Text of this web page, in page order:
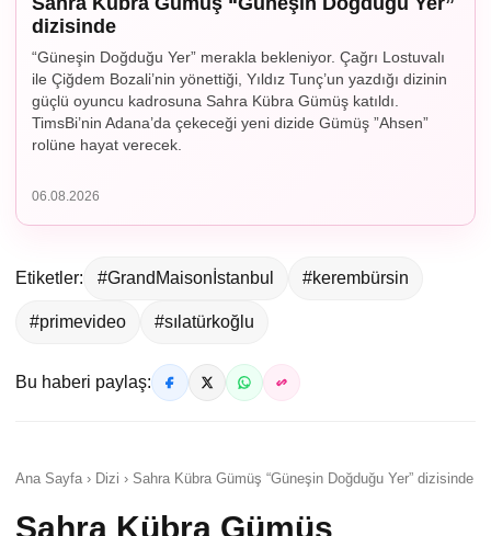
dizisinde
“Güneşin Doğduğu Yer” merakla bekleniyor. Çağrı Lostuvalı
ile Çiğdem Bozali’nin yönettiği, Yıldız Tunç’un yazdığı dizinin
güçlü oyuncu kadrosuna Sahra Kübra Gümüş katıldı.
TimsBi’nin Adana’da çekeceği yeni dizide Gümüş ”Ahsen”
rolüne hayat verecek.
06.08.2026
Etiketler: #GrandMaisonİstanbul #kerembürsin
#primevideo #sılatürkoğlu
Bu haberi paylaş:
Ana Sayfa › Dizi › Sahra Kübra Gümüş “Güneşin Doğduğu Yer” dizisinde
Sahra Kübra Gümüş